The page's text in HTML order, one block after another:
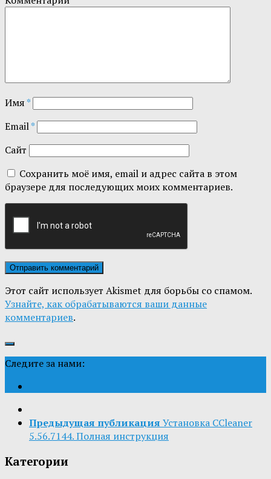
Имя*
Email*
Сайт
Сохранить моё имя, email и адрес сайта в этом
браузере для последующих моих комментариев.
Этот сайт использует Akismet для борьбы со спамом.
Узнайте, как обрабатываются ваши данные
комментариев.
Следите за нами:
Предыдущая публикация Установка CCleaner
5.56.7144. Полная инструкция
Категории